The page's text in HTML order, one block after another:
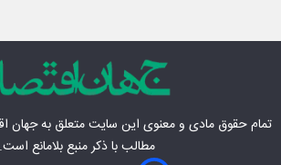
تمام حقوق مادی‌ و معنوی این سایت متعلق بهجهان
مطالب با ذکر منبع بلامانع است.